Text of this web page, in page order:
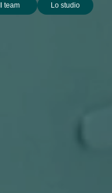
Il team Lo studio